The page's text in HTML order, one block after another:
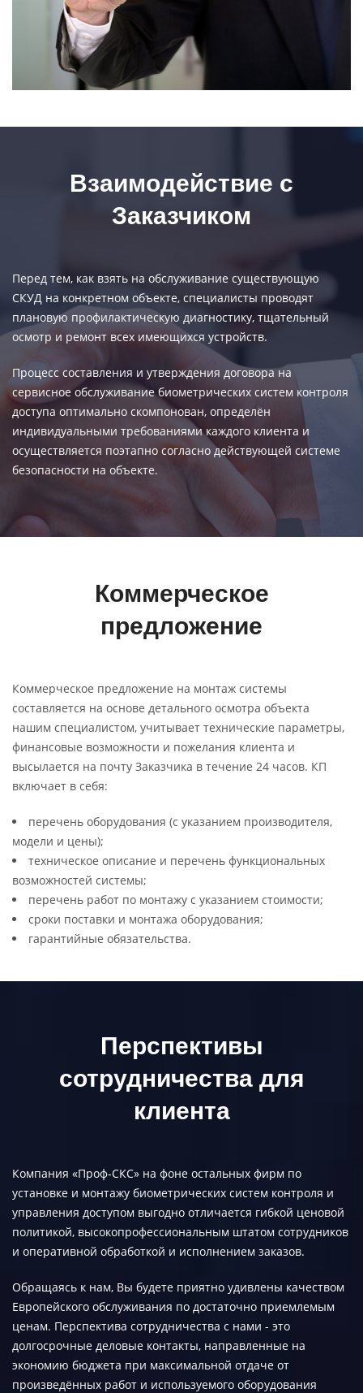
Взаимодействие с
Заказчиком
Перед тем, как взять на обслуживание существующую
СКУД на конкретном объекте, специалисты проводят
плановую профилактическую диагностику, тщательный
осмотр и ремонт всех имеющихся устройств.
Процесс составления и утверждения договора на
сервисное обслуживание биометрических систем контроля
доступа оптимально скомпонован, определён
индивидуальными требованиями каждого клиента и
осуществляется поэтапно согласно действующей системе
безопасности на объекте.
Коммерческое
предложение
Коммерческое предложение на монтаж системы
составляется на основе детального осмотра объекта
нашим специалистом, учитывает технические параметры,
финансовые возможности и пожелания клиента и
высылается на почту Заказчика в течение 24 часов. КП
включает в себя:
перечень оборудования (с указанием производителя,
модели и цены);
техническое описание и перечень функциональных
возможностей системы;
перечень работ по монтажу с указанием стоимости;
сроки поставки и монтажа оборудования;
гарантийные обязательства.
Перспективы
сотрудничества для
клиента
Компания «Проф-СКС» на фоне остальных фирм по
установке и монтажу биометрических систем контроля и
управления доступом выгодно отличается гибкой ценовой
политикой, высокопрофессиональным штатом сотрудников
и оперативной обработкой и исполнением заказов.
Обращаясь к нам, Вы будете приятно удивлены качеством
Европейского обслуживания по достаточно приемлемым
ценам. Перспектива сотрудничества с нами - это
долгосрочные деловые контакты, направленные на
экономию бюджета при максимальной отдаче от
произведённых работ и используемого оборудования